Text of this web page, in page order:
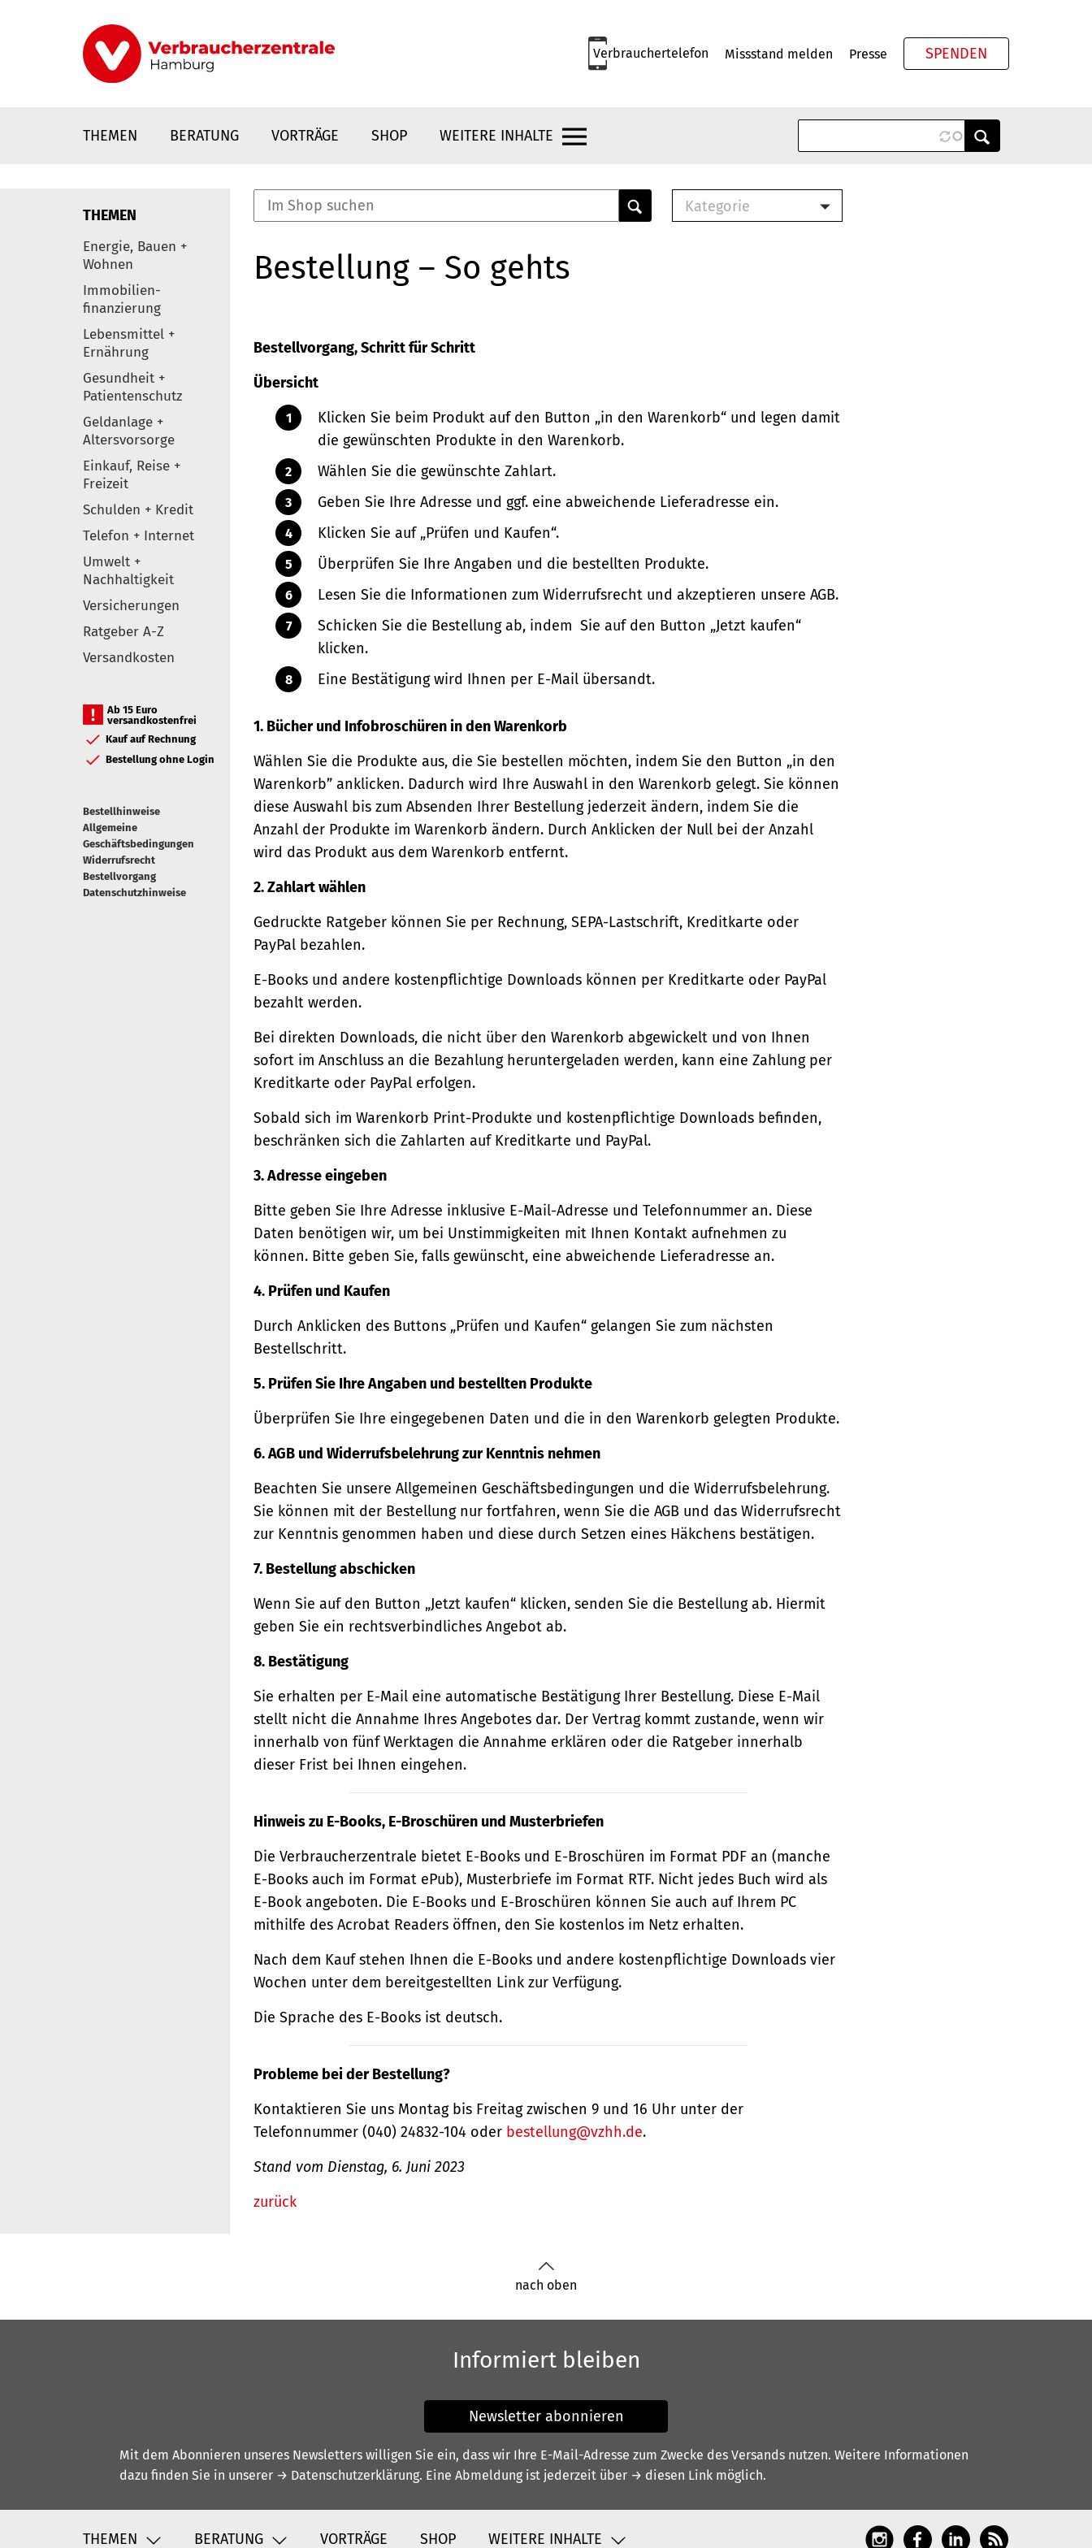
Verbrauchertelefon Missstand melden Presse SPENDEN
THEMEN BERATUNG VORTRÄGE SHOP WEITERE INHALTE
Elemente
THEMEN
Energie, Bauen +
Wohnen
Immobilien-
finanzierung
Lebensmittel +
Ernährung
Gesundheit +
Patientenschutz
Geldanlage +
Altersvorsorge
Einkauf, Reise +
Freizeit
Schulden + Kredit
Telefon + Internet
Umwelt +
Nachhaltigkeit
Versicherungen
Ratgeber A-Z
Versandkosten
Ab 15 Euro
versandkostenfrei
Kauf auf Rechnung
Bestellung ohne Login
Bestellhinweise
Allgemeine
Geschäftsbedingungen
Widerrufsrecht
Bestellvorgang
Datenschutzhinweise
Kategorie
Bestellung – So gehts
Bestellvorgang, Schritt für Schritt
Übersicht
Klicken Sie beim Produkt auf den Button „in den Warenkorb“ und legen damit
die gewünschten Produkte in den Warenkorb.
Wählen Sie die gewünschte Zahlart.
Geben Sie Ihre Adresse und ggf. eine abweichende Lieferadresse ein.
Klicken Sie auf „Prüfen und Kaufen“.
Überprüfen Sie Ihre Angaben und die bestellten Produkte.
Lesen Sie die Informationen zum Widerrufsrecht und akzeptieren unsere AGB.
Schicken Sie die Bestellung ab, indem Sie auf den Button „Jetzt kaufen“
klicken.
Eine Bestätigung wird Ihnen per E-Mail übersandt.
1. Bücher und Infobroschüren in den Warenkorb
Wählen Sie die Produkte aus, die Sie bestellen möchten, indem Sie den Button „in den
Warenkorb” anklicken. Dadurch wird Ihre Auswahl in den Warenkorb gelegt. Sie können
diese Auswahl bis zum Absenden Ihrer Bestellung jederzeit ändern, indem Sie die
Anzahl der Produkte im Warenkorb ändern. Durch Anklicken der Null bei der Anzahl
wird das Produkt aus dem Warenkorb entfernt.
2. Zahlart wählen
Gedruckte Ratgeber können Sie per Rechnung, SEPA-Lastschrift, Kreditkarte oder
PayPal bezahlen.
E-Books und andere kostenpflichtige Downloads können per Kreditkarte oder PayPal
bezahlt werden.
Bei direkten Downloads, die nicht über den Warenkorb abgewickelt und von Ihnen
sofort im Anschluss an die Bezahlung heruntergeladen werden, kann eine Zahlung per
Kreditkarte oder PayPal erfolgen.
Sobald sich im Warenkorb Print-Produkte und kostenpflichtige Downloads befinden,
beschränken sich die Zahlarten auf Kreditkarte und PayPal.
3. Adresse eingeben
Bitte geben Sie Ihre Adresse inklusive E-Mail-Adresse und Telefonnummer an. Diese
Daten benötigen wir, um bei Unstimmigkeiten mit Ihnen Kontakt aufnehmen zu
können. Bitte geben Sie, falls gewünscht, eine abweichende Lieferadresse an.
4. Prüfen und Kaufen
Durch Anklicken des Buttons „Prüfen und Kaufen“ gelangen Sie zum nächsten
Bestellschritt.
5. Prüfen Sie Ihre Angaben und bestellten Produkte
Überprüfen Sie Ihre eingegebenen Daten und die in den Warenkorb gelegten Produkte.
6. AGB und Widerrufsbelehrung zur Kenntnis nehmen
Beachten Sie unsere Allgemeinen Geschäftsbedingungen und die Widerrufsbelehrung.
Sie können mit der Bestellung nur fortfahren, wenn Sie die AGB und das Widerrufsrecht
zur Kenntnis genommen haben und diese durch Setzen eines Häkchens bestätigen.
7. Bestellung abschicken
Wenn Sie auf den Button „Jetzt kaufen“ klicken, senden Sie die Bestellung ab. Hiermit
geben Sie ein rechtsverbindliches Angebot ab.
8. Bestätigung
Sie erhalten per E-Mail eine automatische Bestätigung Ihrer Bestellung. Diese E-Mail
stellt nicht die Annahme Ihres Angebotes dar. Der Vertrag kommt zustande, wenn wir
innerhalb von fünf Werktagen die Annahme erklären oder die Ratgeber innerhalb
dieser Frist bei Ihnen eingehen.
Hinweis zu E-Books, E-Broschüren und Musterbriefen
Die Verbraucherzentrale bietet E-Books und E-Broschüren im Format PDF an (manche
E-Books auch im Format ePub), Musterbriefe im Format RTF. Nicht jedes Buch wird als
E-Book angeboten. Die E-Books und E-Broschüren können Sie auch auf Ihrem PC
mithilfe des Acrobat Readers öffnen, den Sie kostenlos im Netz erhalten.
Nach dem Kauf stehen Ihnen die E-Books und andere kostenpflichtige Downloads vier
Wochen unter dem bereitgestellten Link zur Verfügung.
Die Sprache des E-Books ist deutsch.
Probleme bei der Bestellung?
Kontaktieren Sie uns Montag bis Freitag zwischen 9 und 16 Uhr unter der
Telefonnummer (040) 24832-104 oder bestellung@vzhh.de.
Stand vom Dienstag, 6. Juni 2023
zurück
nach oben
Informiert bleiben
Newsletter abonnieren
Mit dem Abonnieren unseres Newsletters willigen Sie ein, dass wir Ihre E-Mail-Adresse zum Zwecke des Versands nutzen. Weitere Informationen
dazu finden Sie in unserer → Datenschutzerklärung. Eine Abmeldung ist jederzeit über → diesen Link möglich.
THEMEN BERATUNG VORTRÄGE SHOP WEITERE INHALTE